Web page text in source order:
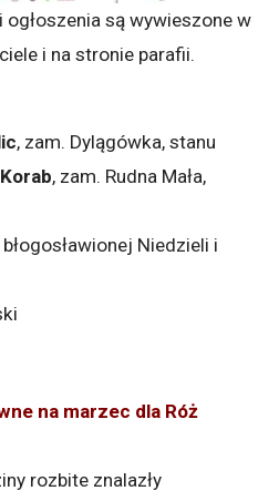
ogłoszenia są wywieszone w
i na stronie parafii.
, zam. Dylągówka, stanu
, zam. Rudna Mała,
Niedzieli i
na marzec dla Róż
rozbite znalazły